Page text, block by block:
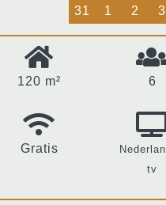
31
1 2 3
120 m² 6
Gratis
tv